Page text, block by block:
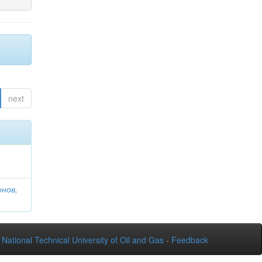
next
Technical University of Oil and Gas- Feedback